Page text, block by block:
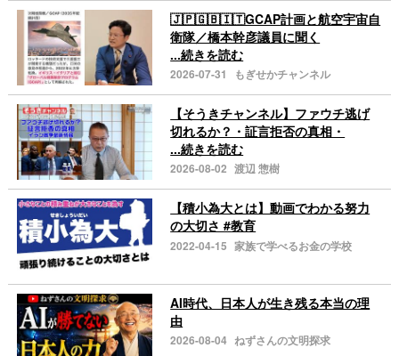
🇯🇵🇬🇧🇮🇹GCAP計画と航空宇宙自
衛隊／橋本幹彦議員に聞く
...続きを読む
2026-07-31 もぎせかチャンネル
【そうきチャンネル】ファウチ逃げ
切れるか？・証言拒否の真相・
...続きを読む
2026-08-02 渡辺 惣樹
【積小為大とは】動画でわかる努力
の大切さ #教育
2022-04-15 家族で学べるお金の学校
AI時代、日本人が生き残る本当の理
由
2026-08-04 ねずさんの文明探求